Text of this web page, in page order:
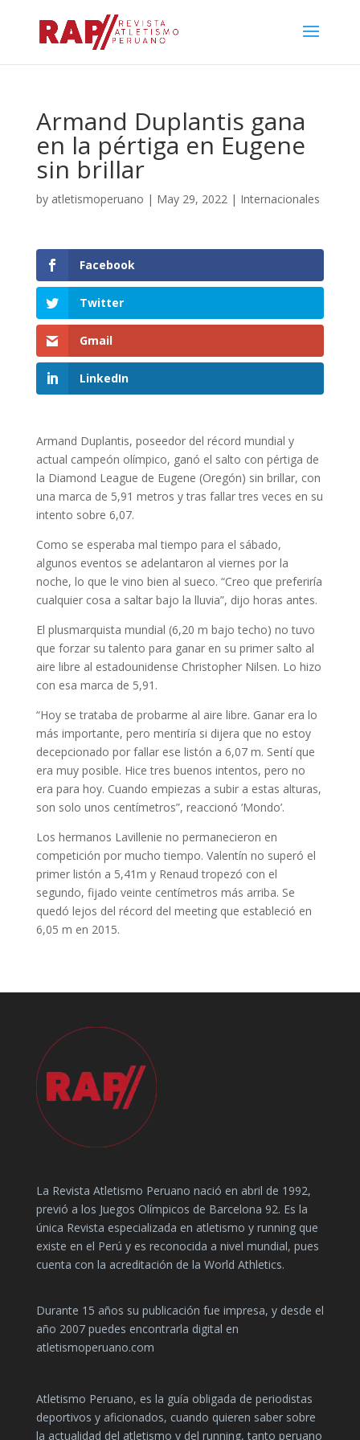
Armand Duplantis gana
en la pértiga en Eugene
sin brillar
by atletismoperuano | May 29, 2022| Internacionales
Facebook
Twitter
Gmail
LinkedIn
Armand Duplantis, poseedor del récord mundial y
actual campeón olímpico, ganó el salto con pértiga de
la Diamond League de Eugene (Oregón) sin brillar, con
una marca de 5,91 metros y tras fallar tres veces en su
intento sobre 6,07.
Como se esperaba mal tiempo para el sábado,
algunos eventos se adelantaron al viernes por la
noche, lo que le vino bien al sueco. “Creo que preferiría
cualquier cosa a saltar bajo la lluvia”, dijo horas antes.
El plusmarquista mundial (6,20 m bajo techo) no tuvo
que forzar su talento para ganar en su primer salto al
aire libre al estadounidense Christopher Nilsen. Lo hizo
con esa marca de 5,91.
“Hoy se trataba de probarme al aire libre. Ganar era lo
más importante, pero mentiría si dijera que no estoy
decepcionado por fallar ese listón a 6,07 m. Sentí que
era muy posible. Hice tres buenos intentos, pero no
era para hoy. Cuando empiezas a subir a estas alturas,
son solo unos centímetros”, reaccionó ‘Mondo’.
Los hermanos Lavillenie no permanecieron en
competición por mucho tiempo. Valentín no superó el
primer listón a 5,41m y Renaud tropezó con el
segundo, fijado veinte centímetros más arriba. Se
quedó lejos del récord del meeting que estableció en
6,05 m en 2015.
La Revista Atletismo Peruano nació en abril de 1992,
previó a los Juegos Olímpicos de Barcelona 92. Es la
única Revista especializada en atletismo y running que
existe en el Perú y es reconocida a nivel mundial, pues
cuenta con la acreditación de la World Athletics.
Durante 15 años su publicación fue impresa, y desde el
año 2007 puedes encontrarla digital en
atletismoperuano.com
Atletismo Peruano, es la guía obligada de periodistas
deportivos y aficionados, cuando quieren saber sobre
la actualidad del atletismo y del running, tanto peruano